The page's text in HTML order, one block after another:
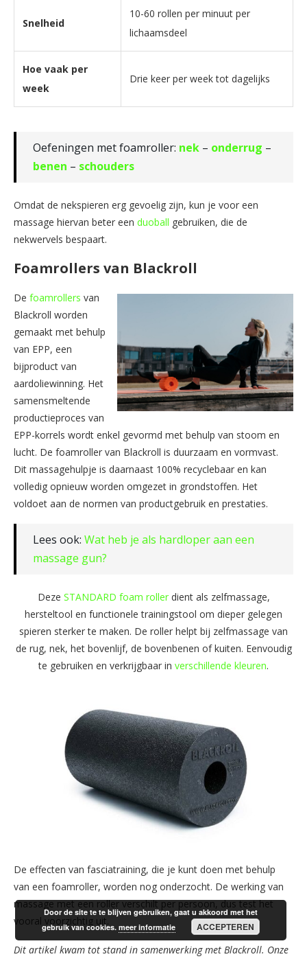
Snelheid
10-60 rollen per minuut per
lichaamsdeel
Hoe vaak per
week
Drie keer per week tot dagelijks
Oefeningen met foamroller: nek – onderrug –
benen – schouders
Omdat de nekspieren erg gevoelig zijn, kun je voor een
massage hiervan beter een duoball gebruiken, die de
nekwervels bespaart.
Foamrollers van Blackroll
De foamrollers van
Blackroll worden
gemaakt met behulp
van EPP, een
bijproduct van
aardoliewinning. Het
samensmeltende
productieproces van
EPP-korrels wordt enkel gevormd met behulp van stoom en
lucht. De foamroller van Blackroll is duurzaam en vormvast.
Dit massagehulpje is daarnaast 100% recyclebaar en kan
volledig opnieuw worden omgezet in grondstoffen. Het
voldoet aan de normen van productgebruik en prestaties.
Lees ook: Wat heb je als hardloper aan een
massage gun?
Deze STANDARD foam rollerdient als zelfmassage,
hersteltool en functionele trainingstool om dieper gelegen
spieren sterker te maken. De roller helpt bij zelfmassage van
de rug, nek, het bovenlijf, de bovenbenen of kuiten. Eenvoudig
te gebruiken en verkrijgbaar in verschillende kleuren.
De effecten van fasciatraining, die je kunt doen met behulp
van een foamroller, worden nog onderzocht. De werking van
massage met een roller verschilt per persoon, dus test het
vooral voorzichtig uit.
Dit artikel kwam tot stand in samenwerking met Blackroll. Onze
Door de site te te blijven gebruiken, gaat u akkoord met het
gebruik van cookies.meer informatie ACCEPTEREN